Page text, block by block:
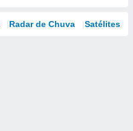
Radar de Chuva Satélites